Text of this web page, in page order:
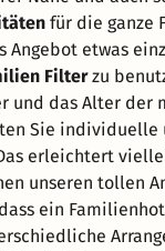
für die ganze
Angebot etwas
Filterzu
und das Alter der
Sie individuelle
erleichtert
unseren tollen
ein